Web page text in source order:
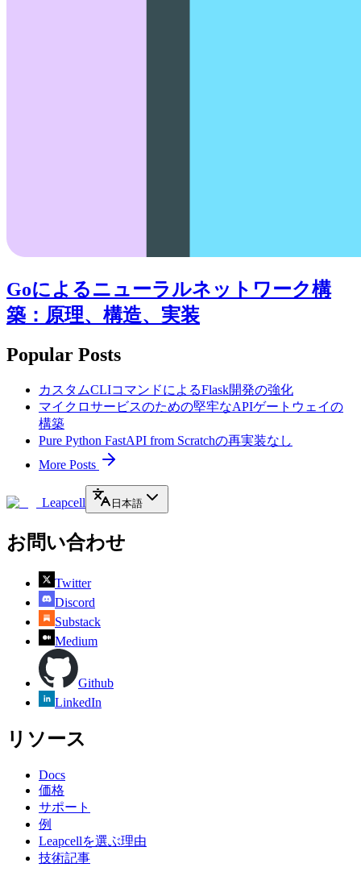
Goによるニューラルネットワーク構
築：原理、構造、実装
Popular Posts
カスタムCLIコマンドによるFlask開発の強化
マイクロサービスのための堅牢なAPIゲートウェイの
構築
Pure Python FastAPI from Scratchの再実装なし
More Posts
Leapcell 日本語
お問い合わせ
Twitter
Discord
Substack
Medium
Github
LinkedIn
リソース
Docs
価格
サポート
例
Leapcellを選ぶ理由
技術記事